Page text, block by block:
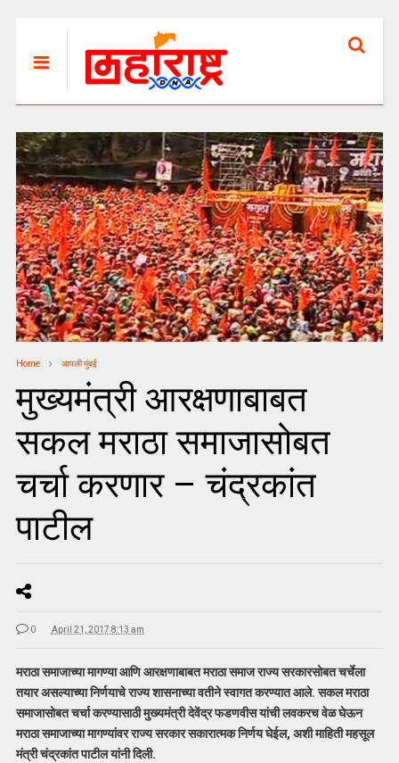
Home आपली मुंबई
मुख्यमंत्री आरक्षणाबाबत
सकल मराठा समाजासोबत
चर्चा करणार – चंद्रकांत
पाटील
0 April 21, 2017 8:13 am
मराठा समाजाच्या मागण्या आणि आरक्षणाबाबत मराठा समाज राज्य सरकारसोबत चर्चेला
तयार असल्याच्या निर्णयाचे राज्य शासनाच्या वतीने स्वागत करण्यात आले. सकल मराठा
समाजासोबत चर्चा करण्यासाठी मुख्यमंत्री देवेंद्र फडणवीस यांची लवकरच वेळ घेऊन
मराठा समाजाच्या मागण्यांवर राज्य सरकार सकारात्मक निर्णय घेईल, अशी माहिती महसूल
मंत्री चंद्रकांत पाटील यांनी दिली.